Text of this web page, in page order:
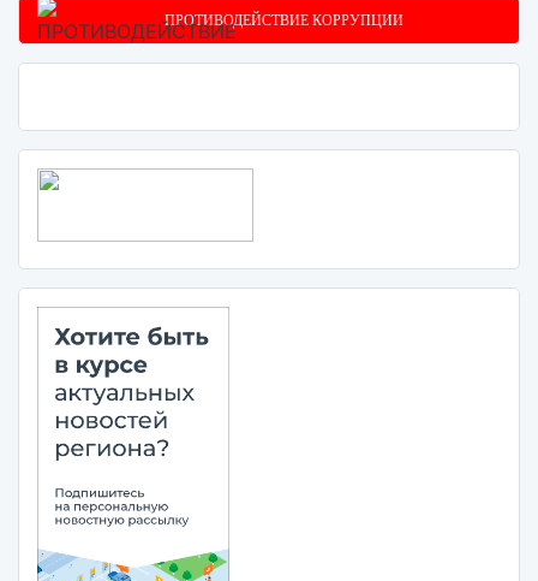
ПРОТИВОДЕЙСТВИЕ КОРРУПЦИИ